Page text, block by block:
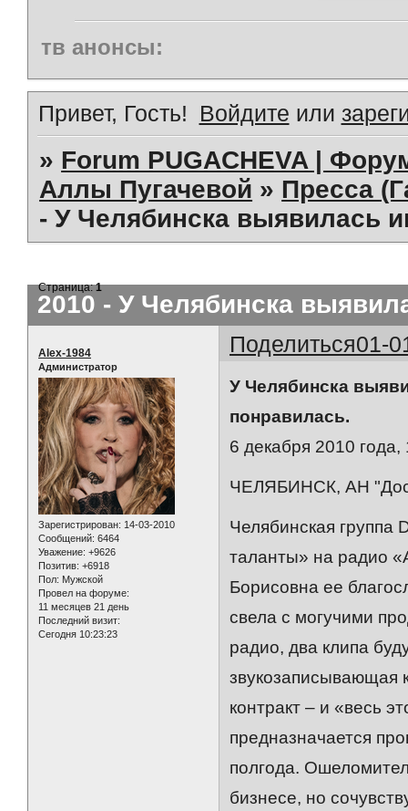
тв анонсы:
Привет, Гость! Войдите или
» Forum PUGACHEVA |
Аллы Пугачевой » Пресса
- У Челябинска выявилась
2010 - У Челябинска
Страница:1
Поделиться01-
Alex-1984
Администратор
Зарегистрирован: 14-03-2010
Сообщений: 6464
Уважение: +9626
Позитив: +6918
Пол: Мужской
Провел на форуме:
11 месяцев 21 день
Последний визит:
Сегодня 10:23:23
У Челябинска
понравилась.
6 декабря 2010 года,
ЧЕЛЯБИНСК, АН
Челябинская группа
таланты» на радио
Борисовна ее
свела с могучими
радио, два клипа
звукозаписывающая
контракт – и «весь
предназначается
полгода.
бизнесе, но